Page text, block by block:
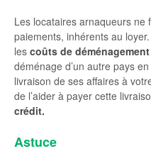
Les locataires arnaqueurs ne
paiements, inhérents au
les coûts de déménagement
déménage d’un autre pays
livraison de ses affaires à
de l’aider à payer cette
crédit.
Astuce